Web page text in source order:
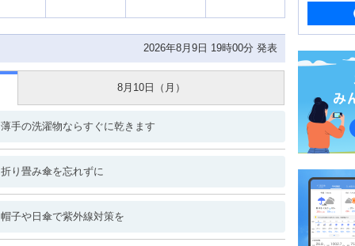
2026年8月9日 19時00分 発表
8月10日（ 月 ）
薄手の洗濯物ならすぐに乾きます
折り畳み傘を忘れずに
帽子や日傘で紫外線対策を